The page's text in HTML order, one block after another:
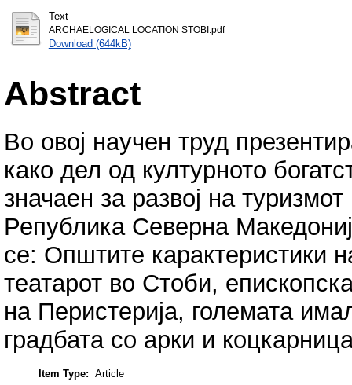
Text
ARCHAELOGICAL LOCATION STOBI.pdf
Download (644kB)
Abstract
Во овој научен труд
како дел од културното
значаен за развој на
Република Северна
се: Општите карактеристики
театарот во Стоби,
на Перистерија, големата
градбата со арки и
Item Type: Article